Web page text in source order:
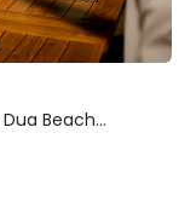
Beach...